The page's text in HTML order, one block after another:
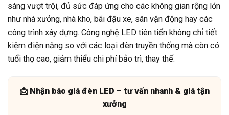
sáng vượt trội, đủ sức đáp ứng cho các không gian rộng lớn
như nhà xưởng, nhà kho, bãi đậu xe, sân vận động hay các
công trình xây dựng. Công nghệ LED tiên tiến không chỉ tiết
kiệm điện năng so với các loại đèn truyền thống mà còn có
tuổi thọ cao, giảm thiểu chi phí bảo trì, thay thế.
📩 Nhận báo giá đèn LED – tư vấn nhanh & giá tận
xưởng